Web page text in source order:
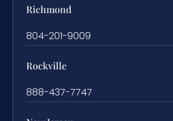
Richmond
804-201-9009
Rockville
888-437-7747